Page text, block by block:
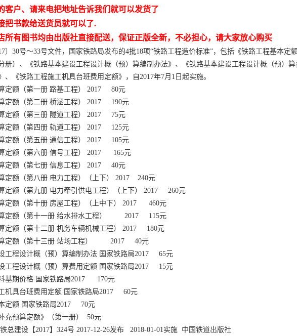
客户、请来电把地址告诉我们就可以发货了
把书款给送货员就可以了.
所有图书均由出版社直接配送，保证正版全新，不必担心，请大家放心购买
〕30号～33号文件，国家铁路局发布的4批18项“铁路工程造价标准”，包括《铁路工程基本定
册）、《铁路基本建设工程设计概（预）算编制办法》、《铁路基本建设工程设计概（预）
、《铁路工程施工机具台班费用定额》，自2017年7月1日起实施。
定额（第一册 路基工程） 2017 80元
定额（第二册 桥涵工程） 2017 190元
定额（第三册 隧道工程） 2017 75元
定额（第四册 轨道工程） 2017 125元
定额（第五册 通信工程） 2017 105元
定额（第六册 信号工程） 2017 165元
定额（第七册 信息工程） 2017 40元
定额（第八册 电力工程）（上下） 2017 240元
定额（第九册 电力牵引供电工程）（上下） 2017 260元
定额（第十册 房屋工程）（上中下） 2017 460元
算定额（第十一册 给水排水工程） 2017 115元
定额（第十二册 机务车辆机械工程） 2017 180元
算定额（第十三册 站场工程） 2017 40元
工程设计概（预）算编制办法 国家铁路局2017 65元
工程设计概（预）算费用定额 国家铁路局2017 15元
基期价格 国家铁路局2017 170元
机具台班费用定额 国家铁路局2017 60元
定额 国家铁路局2017 70元
充预算定额》（第一册） 50元
总建设【2017】324号 2017-12-26发布 2018-01-01实施 中国铁道出版社